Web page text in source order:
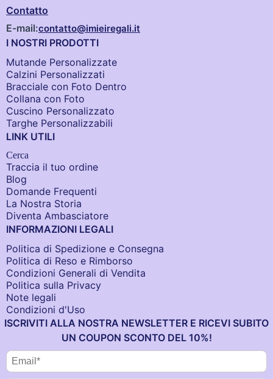
Contatto
E-mail:contatto@imieiregali.it
I NOSTRI PRODOTTI
Mutande Personalizzate
Calzini Personalizzati
Bracciale con Foto Dentro​
Collana con Foto
Cuscino Personalizzato
Targhe Personalizzabili
LINK UTILI
Cerca
Traccia il tuo ordine
Blog
Domande Frequenti
La Nostra Storia
Diventa Ambasciatore
INFORMAZIONI LEGALI
Politica di Spedizione e Consegna
Politica di Reso e Rimborso
Condizioni Generali di Vendita
Politica sulla Privacy
Note legali
Condizioni d'Uso
ISCRIVITI ALLA NOSTRA NEWSLETTER E RICEVI SUBITO
UN COUPON SCONTO DEL 10%!